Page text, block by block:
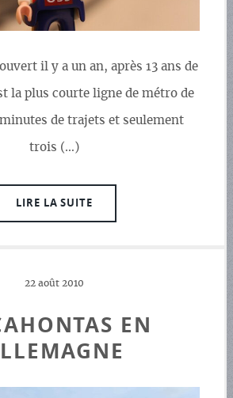
il y a un an, après 13 ans de
la plus courte ligne de métro de
de trajets et seulement
trois (…)
LIRE LA SUITE
22 août 2010
EN